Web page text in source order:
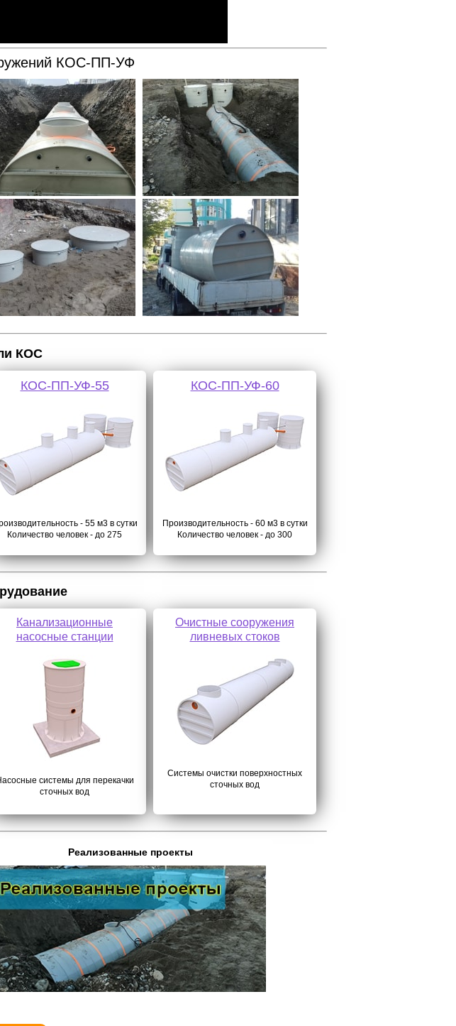
КОС-ПП-УФ
КОС
КОС-ПП-УФ-55
- 55 м3 в сутки
Количество человек - до 275
КОС-ПП-УФ-60
Производительность - 60 м3 в сутки
Количество человек - до 300
Канализационные
насосные станции
системы для перекачки
сточных вод
Очистные сооружения
ливневых стоков
Системы очистки поверхностных
сточных вод
Реализованные проекты